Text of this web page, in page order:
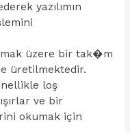
yazılımın
üzere bir tak�m
üretilmektedir.
loş
ve bir
okumak için